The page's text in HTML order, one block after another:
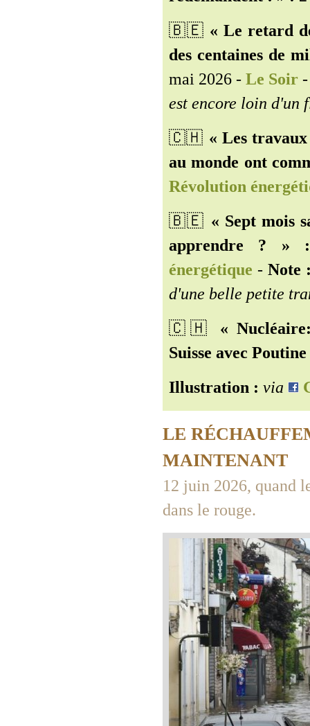
🇧🇪️ « Le retard
des centaines de
mai 2026 - Le Soir
est encore loin d'un
🇨🇭️ « Les
au monde ont
Révolution
🇧🇪️ « Sept mois
apprendre ? » :
énergétique -Note
d'une belle petite
🇨🇭️ «
Suisse avec
Illustration : via
LE
MAINTENANT
12 juin 2026, quand
dans le rouge.